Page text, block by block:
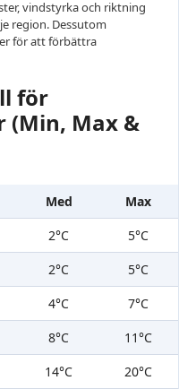
vindstyrka och riktning
region. Dessutom
för att förbättra
för
Max &
Med
Max
2°C
5°C
2°C
5°C
4°C
7°C
8°C
11°C
14°C
20°C